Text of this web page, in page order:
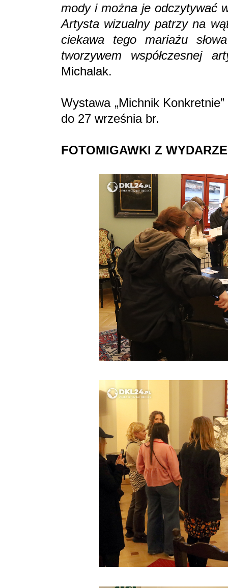
mody i można je odczytywać
Artysta wizualny patrzy na
ciekawa tego mariażu
tworzywem współczesnej
Michalak.
Wystawa „Michnik
do 27 września br.
FOTOMIGAWKI Z